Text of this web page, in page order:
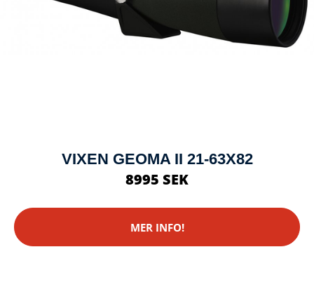
VIXEN GEOMA II 21-63X82
8995 SEK
MER INFO!